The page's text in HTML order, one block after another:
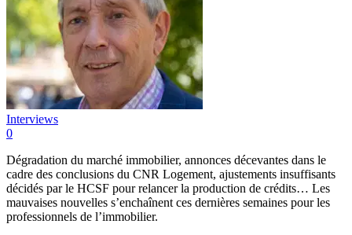
Interviews
0
Dégradation du marché immobilier, annonces décevantes dans le
cadre des conclusions du CNR Logement, ajustements insuffisants
décidés par le HCSF pour relancer la production de crédits… Les
mauvaises nouvelles s’enchaînent ces dernières semaines pour les
professionnels de l’immobilier.